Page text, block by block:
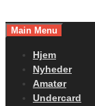
toMain Menu
Hjem
Nyheder
Amatør
Undercard